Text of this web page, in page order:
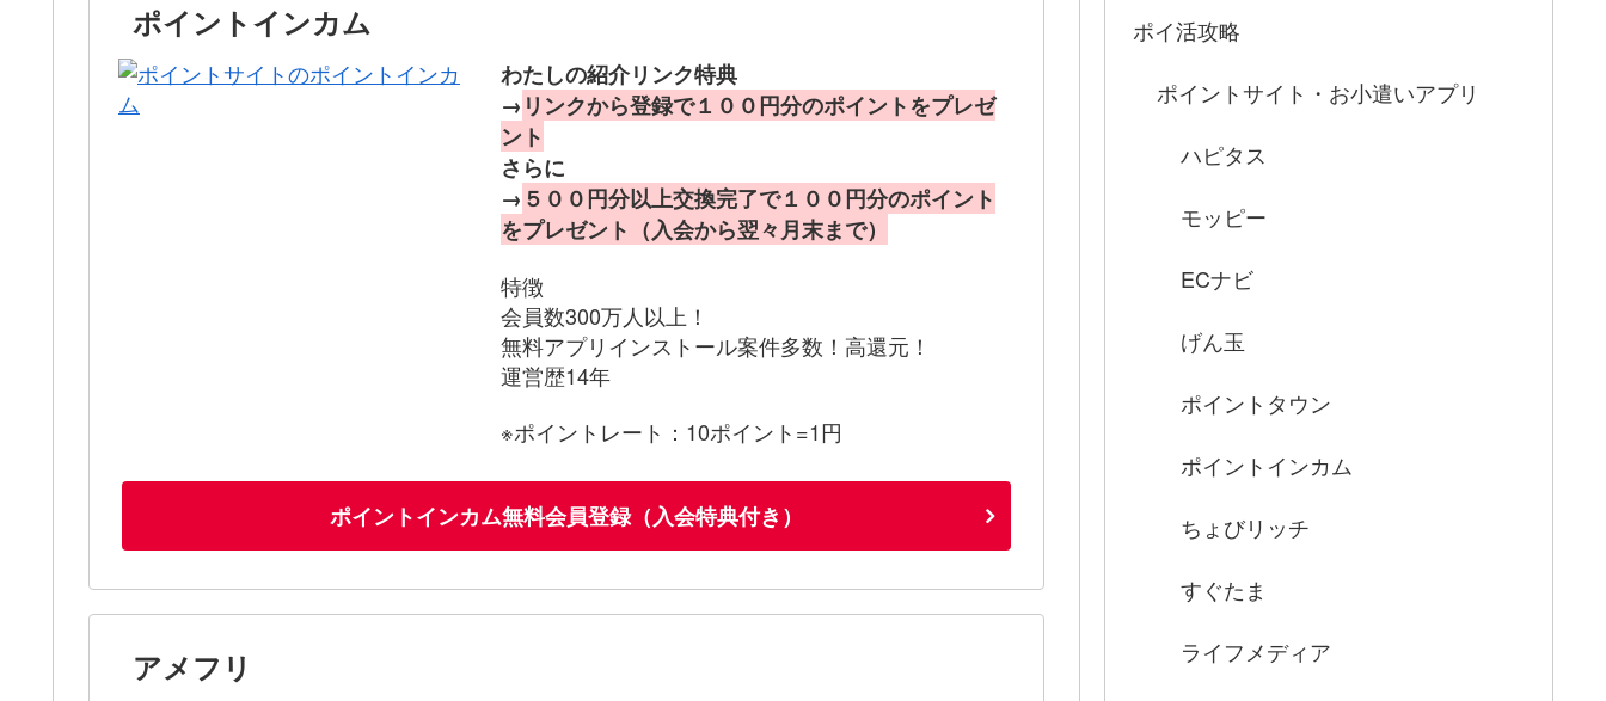
ポイントインカム
わたしの紹介リンク特典
→ リンクから登録で１００円分のポイントをプレゼ
ント
さらに
→ ５００円分以上交換完了で１００円分のポイント
をプレゼント（入会から翌々月末まで）
特徴
会員数300万人以上！
無料アプリインストール案件多数！高還元！
運営歴14年
※ポイントレート：10ポイント=1円
ポイントインカム無料会員登録（入会特典付き）
アメフリ
ポイ活攻略
ポイントサイト・お小遣いアプリ
ハピタス
モッピー
ECナビ
げん玉
ポイントタウン
ポイントインカム
ちょびリッチ
すぐたま
ライフメディア